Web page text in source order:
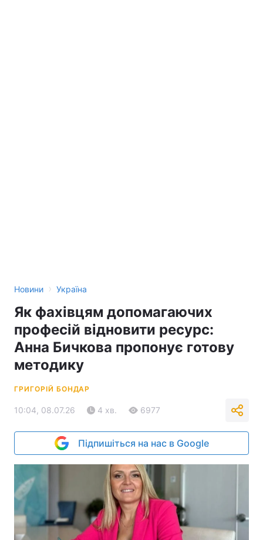
Новини › Україна
Як фахівцям допомагаючих
професій відновити ресурс:
Анна Бичкова пропонує готову
методику
ГРИГОРІЙ БОНДАР
10:04, 08.07.26 4 хв. 6977
Підпишіться на нас в Google